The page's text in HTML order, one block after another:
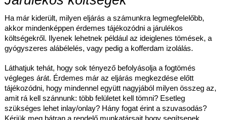
Ha már kiderült, milyen eljárás a számunkra legmegfelelőbb,
akkor mindenképpen érdemes tájékozódni a járulékos
költségekről. Ilyenek lehetnek például az ideiglenes tömések, a
gyógyszeres alábélelés, vagy pedig a kofferdam izolálás.
Láthatjuk tehát, hogy sok tényező befolyásolja a fogtömés
végleges árát. Érdemes már az eljárás megkezdése előtt
tájékozódni, hogy mindennel együtt nagyjából milyen összeg az,
amit rá kell szánnunk: több felületet kell tömni? Esetleg
szükséges lehet inlay/onlay? Hány fogat érint a szuvasodás?
Kérjük meg bátran a rendelő munkatársait hogy segítsenek